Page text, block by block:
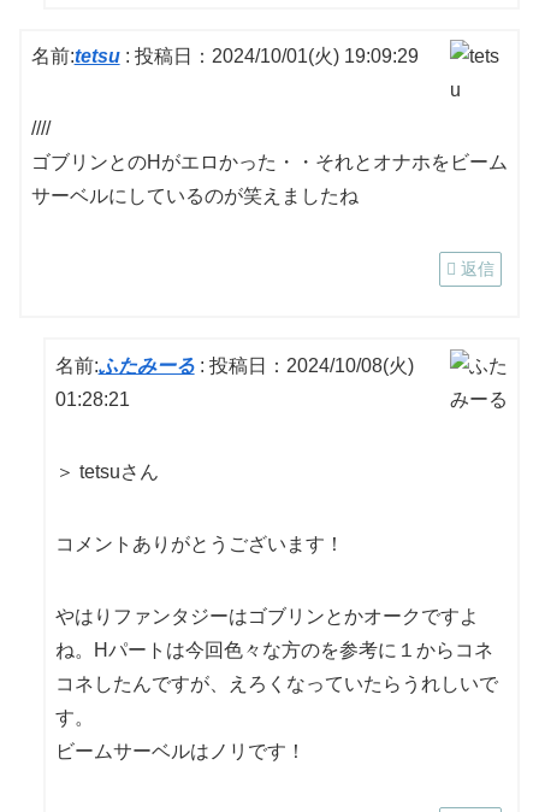
名前:tetsu: 投稿日：2024/10/01(火) 19:09:29
////
ゴブリンとのHがエロかった・・それとオナホをビーム
サーベルにしているのが笑えましたね
返信
名前:ふたみーる: 投稿日：2024/10/08(火)
01:28:21
＞ tetsuさん
コメントありがとうございます！
やはりファンタジーはゴブリンとかオークですよ
ね。Hパートは今回色々な方のを参考に１からコネ
コネしたんですが、えろくなっていたらうれしいで
す。
ビームサーベルはノリです！